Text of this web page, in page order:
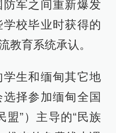
军之间重新爆发
校毕业时获得的
教育系统承认。
生和缅甸其它地
择参加缅甸全国
盟”）主导的“民族